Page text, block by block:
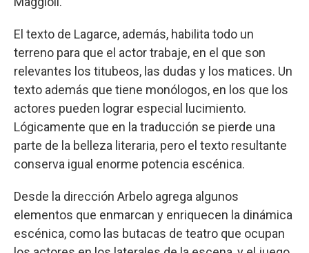
El texto de Lagarce, además, habilita todo un
terreno para que el actor trabaje, en el que son
relevantes los titubeos, las dudas y los matices. Un
texto además que tiene monólogos, en los que los
actores pueden lograr especial lucimiento.
Lógicamente que en la traducción se pierde una
parte de la belleza literaria, pero el texto resultante
conserva igual enorme potencia escénica.
Desde la dirección Arbelo agrega algunos
elementos que enmarcan y enriquecen la dinámica
escénica, como las butacas de teatro que ocupan